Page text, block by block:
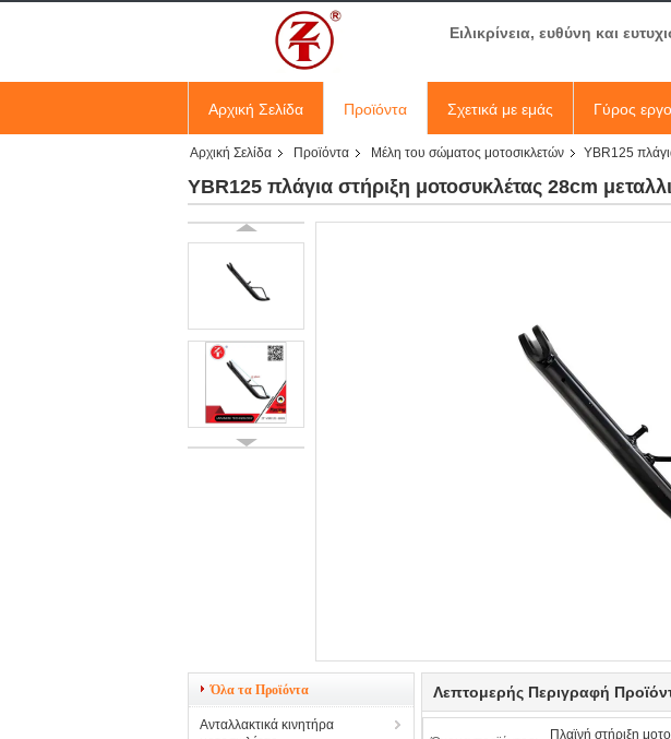
Ειλικρίνεια, ευθύνη και
Αρχική Σελίδα Προϊόντα Σχετικά με εμάς Γύρος
Αρχική Σελίδα Προϊόντα Μέλη του σώματος μοτοσικλετών YBR125
YBR125 πλάγια στήριξη μοτοσυκλέτας 28cm
Όλα τα Προϊόντα
Ανταλλακτικά κινητήρα
Λεπτομερής Περιγραφή
Πλαϊνή στήριξη